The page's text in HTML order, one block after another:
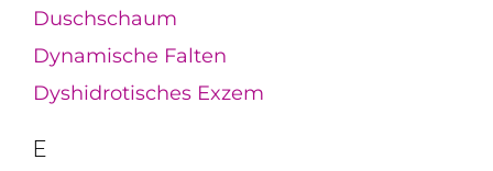
Duschschaum
Dynamische Falten
Dyshidrotisches Exzem
E